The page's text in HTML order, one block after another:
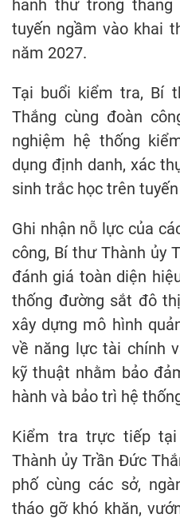
hành thử trong
tuyến ngầm vào khai
năm 2027.
Tại buổi kiểm tra, Bí
Thắng cùng đoàn
nghiệm hệ thống
dụng định danh, xác
sinh trắc học trên tuyến
Ghi nhận nỗ lực của
công, Bí thư Thành ủy
đánh giá toàn diện
thống đường sắt đô
xây dựng mô hình
về năng lực tài chính
kỹ thuật nhằm bảo
hành và bảo trì hệ
Kiểm tra trực tiếp
Thành ủy Trần Đức
phố cùng các sở,
tháo gỡ khó khăn,